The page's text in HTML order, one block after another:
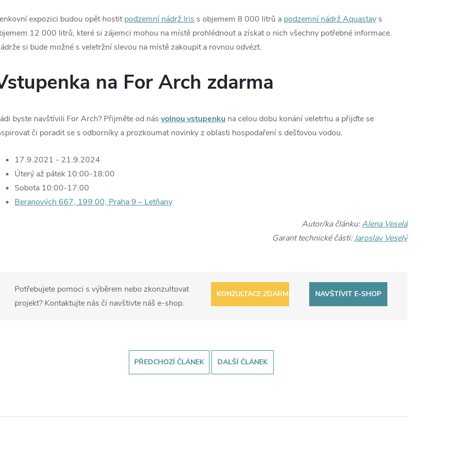
expozici budou opět hostitpodzemní nádrž Iris s objemem 8 000 litrů a podzemní nádrž Aquastay s
12 000 litrů, které si zájemci mohou na místě prohlédnout a získat o nich všechny potřebné informace.
si bude možné s veletržní slevou na místě zakoupit a rovnou odvézt.
na For Arch zdarma
byste navštívili For Arch? Přijměte od nás volnou vstupenku na celou dobu konání veletrhu a přijďte se
či poradit se s odborníky a prozkoumat novinky z oblasti hospodaření s dešťovou vodou.
17.9.2021 - 21.9.2024
Úterý až pátek 10:00-18:00
Sobota 10:00-17:00
Beranových 667, 199 00, Praha 9 – Letňany
Autor/ka článku:Alena Veselá
Garant technické části:Jaroslav Veselý
Potřebujete pomoci s výběrem nebo zkonzultovat
projekt? Kontaktujte nás či navštivte náš e-shop.
KONZULTACE ZDARMA NAVŠTÍVIT E-SHOP
PŘEDCHOZÍ ČLÁNEK DALŠÍ ČLÁNEK